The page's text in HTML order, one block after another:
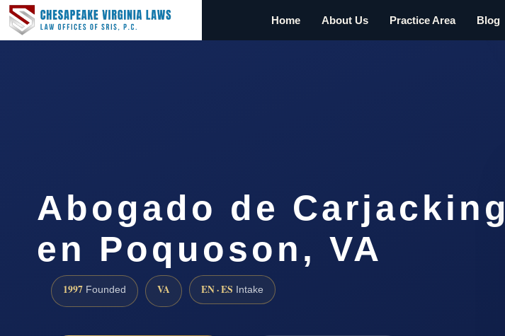
Home About Us Practice Area Blog
Abogado de Carjacking
en Poquoson, VA
1997 Founded VA EN · ES Intake